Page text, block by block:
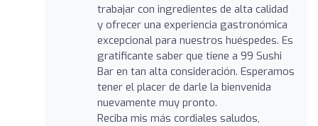
trabajar con ingredientes de alta calidad
y ofrecer una experiencia gastronómica
excepcional para nuestros huéspedes. Es
gratificante saber que tiene a 99 Sushi
Bar en tan alta consideración. Esperamos
tener el placer de darle la bienvenida
nuevamente muy pronto.
Reciba mis más cordiales saludos,